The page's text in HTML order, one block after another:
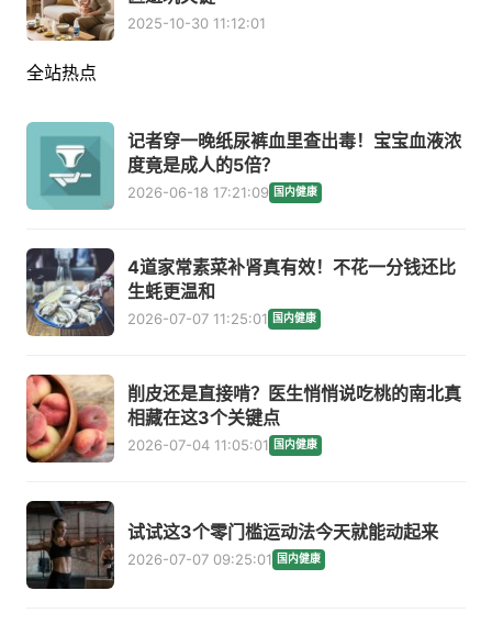
2025-10-30 11:12:01
全站热点
记者穿一晚纸尿裤血里查出毒！宝宝血液浓
度竟是成人的5倍？
2026-06-18 17:21:09 国内健康
4道家常素菜补肾真有效！不花一分钱还比
生蚝更温和
2026-07-07 11:25:01 国内健康
削皮还是直接啃？医生悄悄说吃桃的南北真
相藏在这3个关键点
2026-07-04 11:05:01 国内健康
试试这3个零门槛运动法今天就能动起来
2026-07-07 09:25:01 国内健康